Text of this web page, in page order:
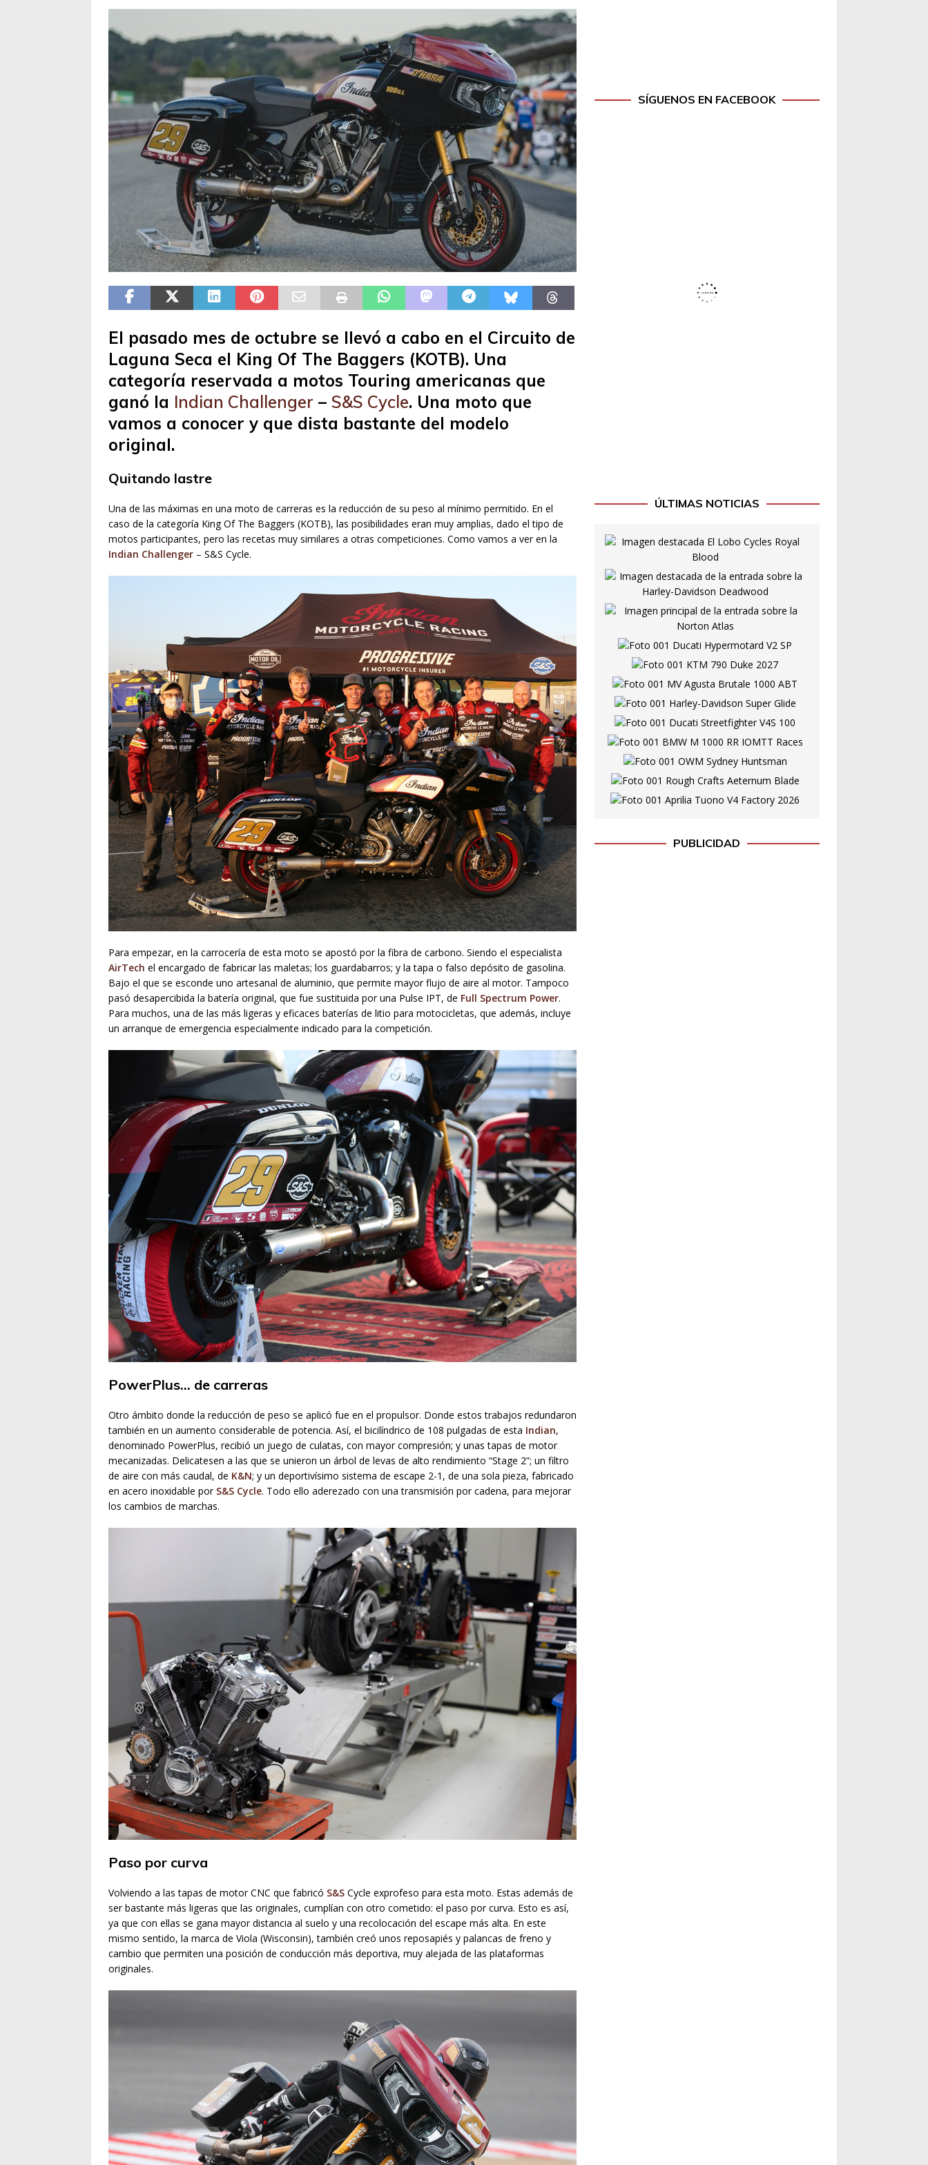
El pasado mes de octubre se llevó a cabo en el Circuito de
Laguna Seca el King Of The Baggers (KOTB). Una
categoría reservada a motos Touring americanas que
ganó la Indian Challenger – S&S Cycle. Una moto que
vamos a conocer y que dista bastante del modelo
original.
Quitando lastre
Una de las máximas en una moto de carreras es la reducción de su peso al mínimo permitido. En el
caso de la categoría King Of The Baggers (KOTB), las posibilidades eran muy amplias, dado el tipo de
motos participantes, pero las recetas muy similares a otras competiciones. Como vamos a ver en la
Indian Challenger – S&S Cycle.
Para empezar, en la carrocería de esta moto se apostó por la fibra de carbono. Siendo el especialista
AirTech el encargado de fabricar las maletas; los guardabarros; y la tapa o falso depósito de gasolina.
Bajo el que se esconde uno artesanal de aluminio, que permite mayor flujo de aire al motor. Tampoco
pasó desapercibida la batería original, que fue sustituida por una Pulse IPT, de Full Spectrum Power.
Para muchos, una de las más ligeras y eficaces baterías de litio para motocicletas, que además, incluye
un arranque de emergencia especialmente indicado para la competición.
PowerPlus… de carreras
Otro ámbito donde la reducción de peso se aplicó fue en el propulsor. Donde estos trabajos redundaron
también en un aumento considerable de potencia. Así, el bicilíndrico de 108 pulgadas de esta Indian,
denominado PowerPlus, recibió un juego de culatas, con mayor compresión; y unas tapas de motor
mecanizadas. Delicatesen a las que se unieron un árbol de levas de alto rendimiento “Stage 2”; un filtro
de aire con más caudal, de K&N; y un deportivísimo sistema de escape 2-1, de una sola pieza, fabricado
en acero inoxidable por S&S Cycle. Todo ello aderezado con una transmisión por cadena, para mejorar
los cambios de marchas.
Paso por curva
Volviendo a las tapas de motor CNC que fabricó S&S Cycle exprofeso para esta moto. Estas además de
ser bastante más ligeras que las originales, cumplían con otro cometido: el paso por curva. Esto es así,
ya que con ellas se gana mayor distancia al suelo y una recolocación del escape más alta. En este
mismo sentido, la marca de Viola (Wisconsin), también creó unos reposapiés y palancas de freno y
cambio que permiten una posición de conducción más deportiva, muy alejada de las plataformas
originales.
SÍGUENOS EN FACEBOOK
ÚLTIMAS NOTICIAS
PUBLICIDAD